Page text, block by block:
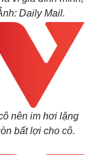
Daily Mail.
nên im hơi lặng
bất lợi cho cô.